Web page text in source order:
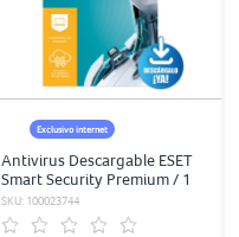
Exclusivo internet
Antivirus Descargable ESET
Smart Security Premium / 1
año / 7 dispositivos
SKU: 100023744